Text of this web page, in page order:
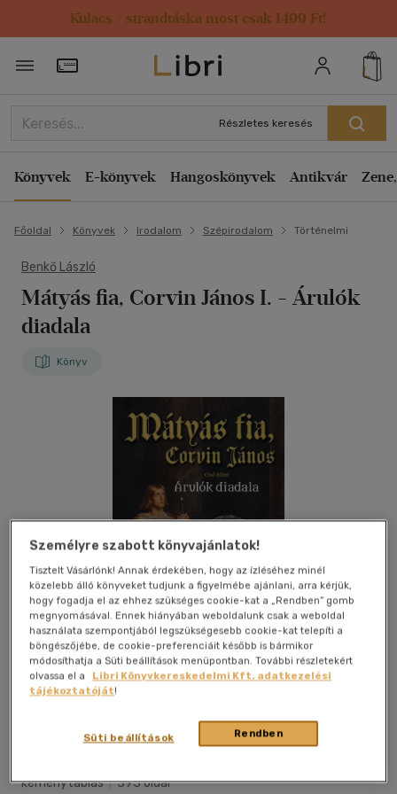
Kulacs / strandtáska most csak 1499 Ft!
Törzsvásárlói Kártya adatai
Részletes keresés
Könyvek E-könyvek Hangoskönyvek Antikvár
Főoldal Könyvek Irodalom Szépirodalom Történelmi
Benkő László
Mátyás fia, Corvin János I. - Árulók
diadala
Könyv
Kívánságlistához adom
keménytáblás|393 oldal
Személyre szabott könyvajánlatok!
Tisztelt Vásárlónk! Annak érdekében, hogy az ízléséhez minél
közelebb álló könyveket tudjunk a figyelmébe ajánlani, arra kérjük,
hogy fogadja el az ehhez szükséges cookie-kat a „Rendben” gomb
megnyomásával. Ennek hiányában weboldalunk csak a weboldal
használata szempontjából legszükségesebb cookie-kat telepíti a
böngészőjébe, de cookie-preferenciáit később is bármikor
módosíthatja a Süti beállítások menüpontban. További részletekért
olvassa el a
Libri Könyvkereskedelmi Kft. adatkezelési
tájékoztatóját!
Rendben
Süti beállítások